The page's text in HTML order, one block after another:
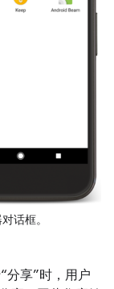
话框。
分享”时，用户